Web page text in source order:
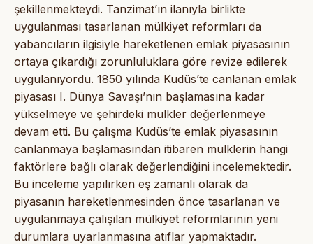
şekillenmekteydi. Tanzimat’ın ilanıyla birlikte
uygulanması tasarlanan mülkiyet reformları da
yabancıların ilgisiyle hareketlenen emlak piyasasının
ortaya çıkardığı zorunluluklara göre revize edilerek
uygulanıyordu. 1850 yılında Kudüs’te canlanan emlak
piyasası I. Dünya Savaşı’nın başlamasına kadar
yükselmeye ve şehirdeki mülkler değerlenmeye
devam etti. Bu çalışma Kudüs’te emlak piyasasının
canlanmaya başlamasından itibaren mülklerin hangi
faktörlere bağlı olarak değerlendiğini incelemektedir.
Bu inceleme yapılırken eş zamanlı olarak da
piyasanın hareketlenmesinden önce tasarlanan ve
uygulanmaya çalışılan mülkiyet reformlarının yeni
durumlara uyarlanmasına atıflar yapmaktadır.